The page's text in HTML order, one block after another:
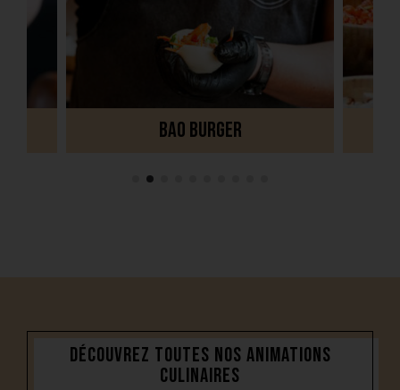
Bao Burger
Découvrez toutes nos animations
culinaires